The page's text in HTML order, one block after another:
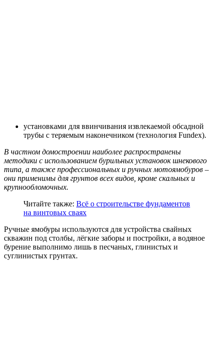
установками для ввинчивания извлекаемой обсадной
трубы с теряемым наконечником (технология Fundex).
В частном домостроении наиболее распространены
методики с использованием бурильных установок шнекового
типа, а также профессиональных и ручных мотоямобуров –
они применимы для грунтов всех видов, кроме скальных и
крупнообломочных.
Читайте также: Всё о строительстве фундаментов
на винтовых сваях
Ручные ямобуры используются для устройства свайных
скважин под столбы, лёгкие заборы и постройки, а водяное
бурение выполнимо лишь в песчаных, глинистых и
суглинистых грунтах.